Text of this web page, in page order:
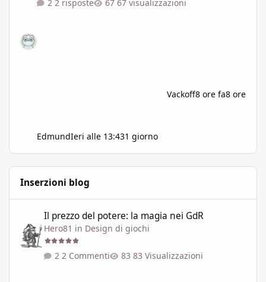
2 risposte 67 visualizzazioni
EdmundIeri alle 13:431 giorno
Vackoff8 ore fa8 ore
Inserzioni blog
Il prezzo del potere: la magia nei GdR
Hero81 in Design di giochi
2 Commenti 83 Visualizzazioni